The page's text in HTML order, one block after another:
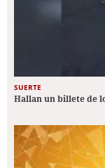
SUERTE
Hallan un billete de